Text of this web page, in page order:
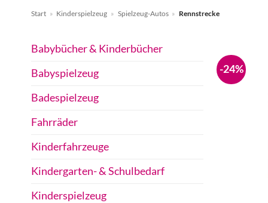
Start » Kinderspielzeug » Spielzeug-Autos » Rennstrecke
Babybücher & Kinderbücher
Babyspielzeug
Badespielzeug
Fahrräder
Kinderfahrzeuge
Kindergarten- & Schulbedarf
Kinderspielzeug
-24%